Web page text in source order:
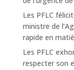
Les PFLC
ministre de
rapide en
Les PFLC
respecter son